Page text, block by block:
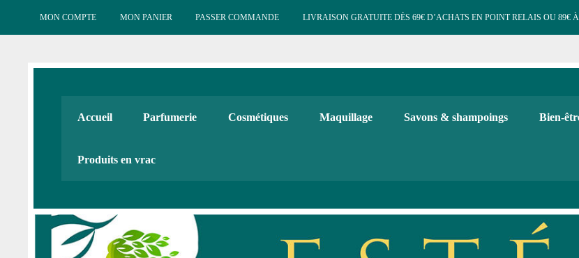
MON COMPTE MON PANIER PASSER COMMANDE LIVRAISON GRATUITE DÈS 69€ D’ACHATS EN POINT RELAIS OU 89€
Esténat : Parfumerie cosmétiques
Accueil
Parfumerie Cosmétiques Maquillage Savons & shampoings Bien-
Produits en vrac